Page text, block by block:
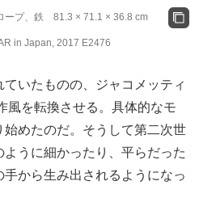
ープ、鉄 81.3 × 71.1 × 36.8 cm
in Japan, 2017 E2476
いたものの、ジャコメッティ
風を転換させる。具体的なモ
めたのだ。そうして第二次世
うに細かったり、平らだった
から生み出されるようになっ